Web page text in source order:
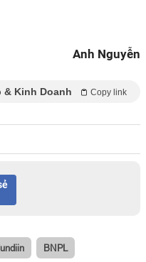
Anh Nguyễn
& Kinh Doanh Copy link
BNPL